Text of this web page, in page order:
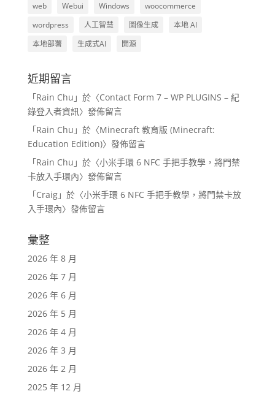
web Webui Windows
woocommerce
wordpress
人工智慧 圖像生成
本地 AI
本地部署
生成式AI 開源
近期留言
「Rain Chu 」於〈Contact Form 7 – WP PLUGINS – 紀
錄登入者資訊〉發佈留言
「Rain Chu 」於〈Minecraft 教育版 (Minecraft:
Education Edition)〉發佈留言
「Rain Chu 」於〈小米手環 6 NFC 手把手教學，將門禁
卡放入手環內〉發佈留言
「Craig」於〈小米手環 6 NFC 手把手教學，將門禁卡放
入手環內〉發佈留言
彙整
2026 年 8 月
2026 年 7 月
2026 年 6 月
2026 年 5 月
2026 年 4 月
2026 年 3 月
2026 年 2 月
2025 年 12 月